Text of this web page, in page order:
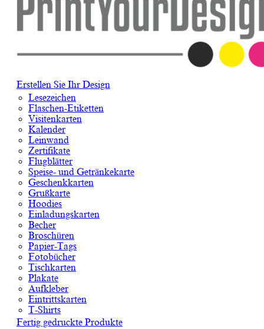
Erstellen Sie Ihr Design
Lesezeichen
Flaschen-Etiketten
Visitenkarten
Kalender
Leinwand
Zertifikate
Flugblätter
Speise- und Getränkekarte
Geschenkkarten
Grußkarte
Hoodies
Einladungskarten
Becher
Broschüren
Papier-Tags
Fotobücher
Tischkarten
Plakate
Aufkleber
Eintrittskarten
T-Shirts
Fertig gedruckte Produkte